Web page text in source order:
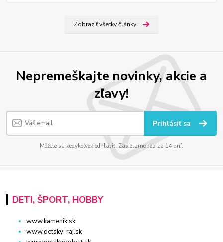
Zobraziť všetky články
Nepremeškajte novinky, akcie a
zľavy!
Prihlásiť sa
Môžete sa kedykoľvek odhlásiť. Zasielame raz za 14 dní.
DETI, ŠPORT, HOBBY
www.kamenik.sk
www.detsky-raj.sk